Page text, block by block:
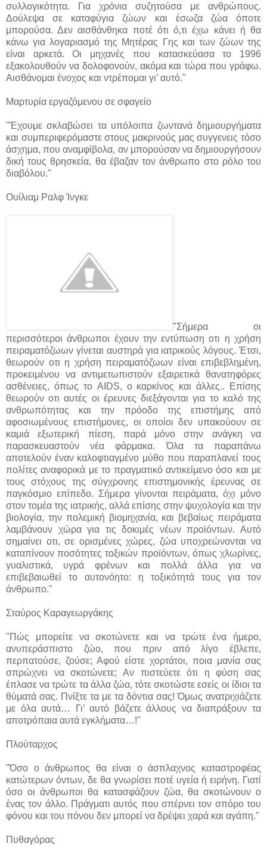
συλλογικότητα. Για χρόνια συζητούσα με ανθρώπους.
Δούλεψα σε καταφύγια ζώων και έσωζα ζώα όποτε
μπορούσα. Δεν αισθάνθηκα ποτέ ότι ό,τι έχω κάνει ή θα
κάνω για λογαριασμό της Μητέρας Γης και των ζώων της
είναι αρκετά. Οι μηχανές που κατασκεύασα το 1996
εξακολουθούν να δολοφονούν, ακόμα και τώρα που γράφω.
Αισθάνομαι ένοχος και ντρέπομαι γι’ αυτό."
Μαρτυρία εργαζόμενου σε σφαγείο
"Έχουμε σκλαβώσει τα υπόλοιπα ζωντανά δημιουργήματα
και συμπεριφερόμαστε στους μακρινούς μας συγγενεις τόσο
άσχημα, που αναμφίβολα, αν μπορούσαν να δημιουργήσουν
δική τους θρησκεία, θα έβαζαν τον άνθρωπο στο ρόλο του
διαβόλου."
Ουίλιαμ Ραλφ Ίνγκε
"Σήμερα οι
περισσότεροι άνθρωποι έχουν την εντύπωση οτι η χρήση
πειραματόζωων γίνεται αυστηρά για ιατρικούς λόγους. Έτσι,
θεωρούν οτι η χρήση πειραματόζωων είναι επιβεβλημένη,
προκειμένου να αντιμετωπιστούν εξαιρετικά θανατηφόρες
ασθένειες, όπως το AIDS, ο καρκίνος και άλλες.. Επίσης
θεωρούν οτι αυτές οι έρευνες διεξάγονται για το καλό της
ανθρωπότητας και την πρόοδο της επιστήμης από
αφοσιωμένους επιστήμονες, οι οποίοι δεν υπακούουν σε
καμιά εξωτερική πίεση, παρά μόνο στην ανάγκη να
παρασκευαστούν νέα φάρμακα. Όλα τα παραπάνω
αποτελούν έναν καλοφτιαγμένο μύθο που παραπλανεί τους
πολίτες αναφορικά με το πραγματικό αντικείμενο όσο και με
τους στόχους της σύγχρονης επιστημονικής έρευνας σε
παγκόσμιο επίπεδο. Σήμερα γίνονται πειράματα, όχι μόνο
στον τομέα της ιατρικής, αλλά επίσης στην ψυχολογία και την
βιολογία, την πολεμική βιομηχανία, και βεβαίως πειράματα
λαμβάνουν χώρα για τις δοκιμές νέων προϊόντων. Αυτό
σημαίνει οτι, σε ορισμένες χώρες, ζώα υποχρεώνονται να
καταπίνουν ποσότητες τοξικών προϊόντων, όπως χλωρίνες,
γυαλιστικά, υγρά φρένων και πολλά άλλα για να
επιβεβαιωθεί το αυτονόητο: η τοξικότητά τους για τον
άνθρωπο."
Σταύρος Καραγεωργάκης
"Πώς μπορείτε να σκοτώνετε και να τρώτε ένα ήμερο,
ανυπεράσπιστο ζώο, που πριν από λίγο έβλεπε,
περπατούσε, ζούσε; Αφού είστε χορτάτοι, ποια μανία σας
σπρώχνει να σκοτώνετε; Αν πιστεύετε ότι η φύση σας
έπλασε να τρώτε τα άλλα ζώα, τότε σκοτώστε εσείς οι ίδιοι τα
θύματά σας. Πνίξτε τα με τα δόντια σας! Όμως ανατριχιάζετε
με όλα αυτά… Γι’ αυτό βάζετε άλλους να διαπράξουν τα
αποτρόπαια αυτά εγκλήματα…!"
Πλούταρχος
"Όσο ο άνθρωπος θα είναι ο άσπλαχνος καταστροφέας
κατώτερων όντων, δε θα γνωρίσει ποτέ υγεία ή ειρήνη. Γιατί
όσο οι άνθρωποι θα κατασφάζουν ζώα, θα σκοτώνουν ο
ένας τον άλλο. Πράγματι αυτός που σπέρνει τον σπόρο του
φόνου και του πόνου δεν μπορεί να δρέψει χαρά και αγάπη."
Πυθαγόρας